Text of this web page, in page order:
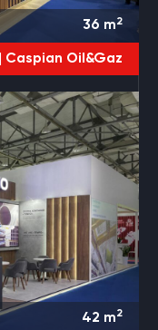
36 m2
Caspian Oil&Gaz
42 m2